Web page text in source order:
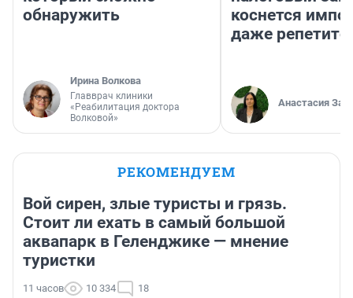
обнаружить
Ирина Волкова
Главврач клиники
«Реабилитация доктора
Волковой»
коснется
даже
Анастасия
РЕКОМЕНДУЕМ
Вой сирен, злые туристы и грязь.
Стоит ли ехать в самый большой
аквапарк в Геленджике — мнение
туристки
11 часов 10 334 18